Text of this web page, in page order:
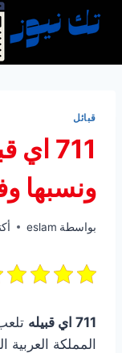
التجاوز
قبائل
711
ونسبها
بواسطة eslam
711 اي قبيله
المملكة